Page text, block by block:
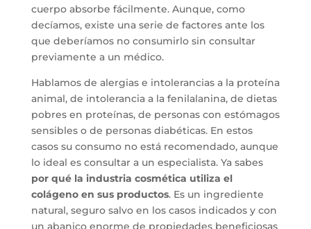
cuerpo absorbe fácilmente. Aunque, como
decíamos, existe una serie de factores ante los
que deberíamos no consumirlo sin consultar
previamente a un médico.
Hablamos de alergias e intolerancias a la proteína
animal, de intolerancia a la fenilalanina, de dietas
pobres en proteínas, de personas con estómagos
sensibles o de personas diabéticas. En estos
casos su consumo no está recomendado, aunque
lo ideal es consultar a un especialista. Ya sabes
por qué la industria cosmética utiliza el
colágeno en sus productos. Es un ingrediente
natural, seguro salvo en los casos indicados y con
un abanico enorme de propiedades beneficiosas